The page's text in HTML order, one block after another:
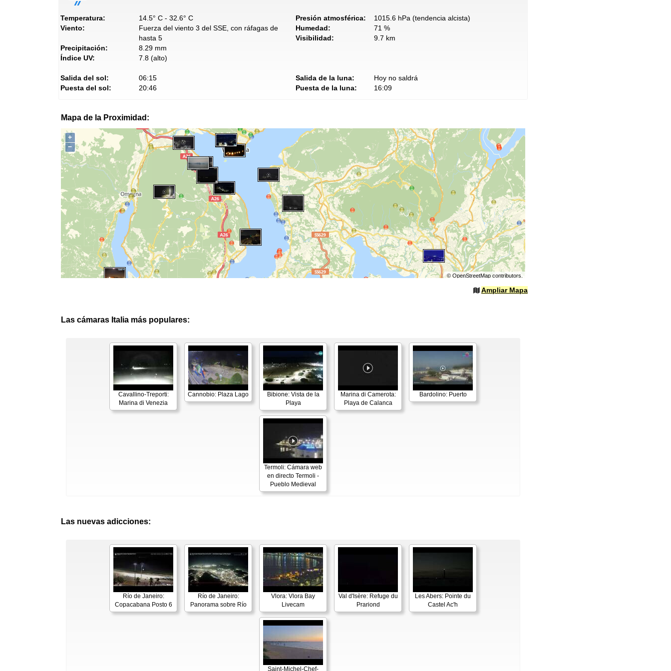
Temperatura:
14.5° C - 32.6° C
Viento:
Fuerza del viento 3 del SSE, con ráfagas de
hasta 5
Precipitación:
8.29 mm
Índice UV:
7.8 (alto)
Presión atmosférica:
1015.6 hPa (tendencia alcista)
Humedad:
71 %
Visibilidad:
9.7 km
Salida del sol:
06:15
Puesta del sol:
20:46
Salida de la luna:
Hoy no saldrá
Puesta de la luna:
16:09
Mapa de la Proximidad:
+
−
© OpenStreetMapcontributors.
Ampliar Mapa
Las cámaras Italia más populares:
Cavallino-Treporti:
Marina di Venezia
Cannobio: Plaza Lago
Bibione: Vista de la
Playa
Marina di Camerota:
Playa de Calanca
Bardolino: Puerto
Termoli: Cámara web
en directo Termoli -
Pueblo Medieval
Las nuevas adicciones:
Río de Janeiro:
Copacabana Posto 6
Río de Janeiro:
Panorama sobre Río
Vlora: Vlora Bay
Livecam
Val d'Isère: Refuge du
Prariond
Les Abers: Pointe du
Castel Ac'h
Saint-Michel-Chef-